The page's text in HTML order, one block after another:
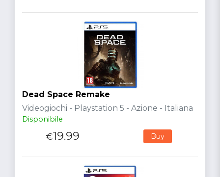
Dead Space Remake
Videogiochi - Playstation 5 - Azione - Italiana
Disponibile
€19.99 Buy